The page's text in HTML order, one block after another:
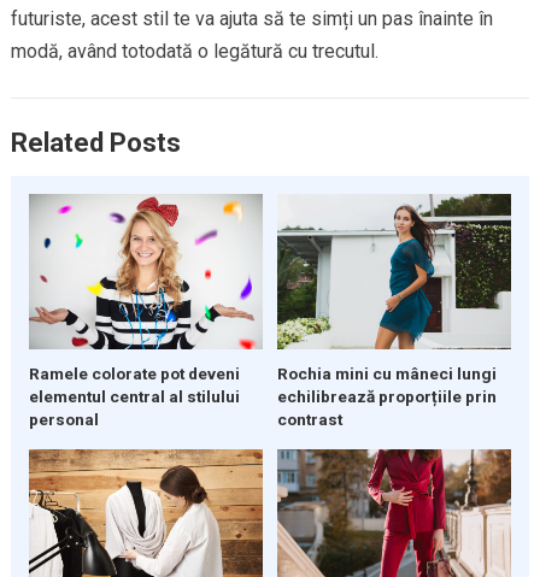
futuriste, acest stil te va ajuta să te simți un pas înainte în
modă, având totodată o legătură cu trecutul.
Related Posts
Ramele colorate pot deveni
elementul central al stilului
personal
Rochia mini cu mâneci lungi
echilibrează proporțiile prin
contrast